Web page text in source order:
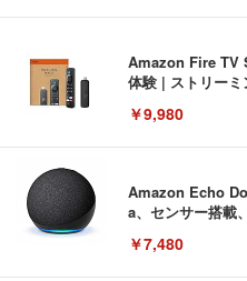
Amazon Fire TV
体験 | ストリー
￥9,980
Amazon Echo
a、センサー搭載
￥7,480